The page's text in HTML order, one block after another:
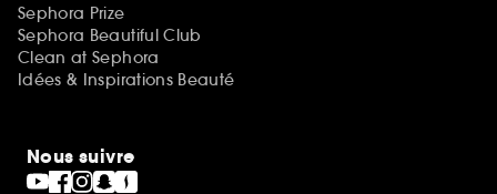
Sephora Prize
Sephora Beautiful Club
Clean at Sephora
Idées & Inspirations Beauté
Nous suivre